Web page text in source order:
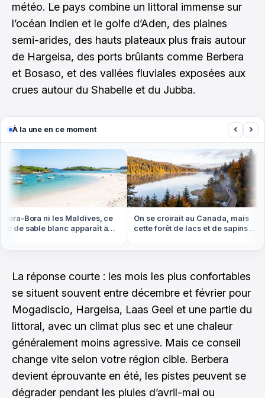
météo. Le pays combine un littoral immense sur
l’océan Indien et le golfe d’Aden, des plaines
semi-arides, des hauts plateaux plus frais autour
de Hargeisa, des ports brûlants comme Berbera
et Bosaso, et des vallées fluviales exposées aux
crues autour du Shabelle et du Jubba.
À la une en ce moment ‹ ›
Bora ni les Maldives, ce
de sable blanc apparaît à
On se croirait au Canada, mais
cette forêt de lacs et de sapins est
La réponse courte : les mois les plus confortables
se situent souvent entre décembre et février pour
Mogadiscio, Hargeisa, Laas Geel et une partie du
littoral, avec un climat plus sec et une chaleur
généralement moins agressive. Mais ce conseil
change vite selon votre région cible. Berbera
devient éprouvante en été, les pistes peuvent se
dégrader pendant les pluies d’avril-mai ou